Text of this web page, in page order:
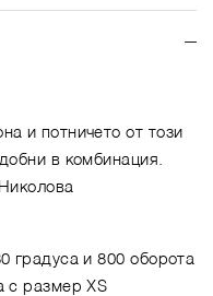
и потничето от този
в комбинация.
градуса и 800 оборота
с размер XS